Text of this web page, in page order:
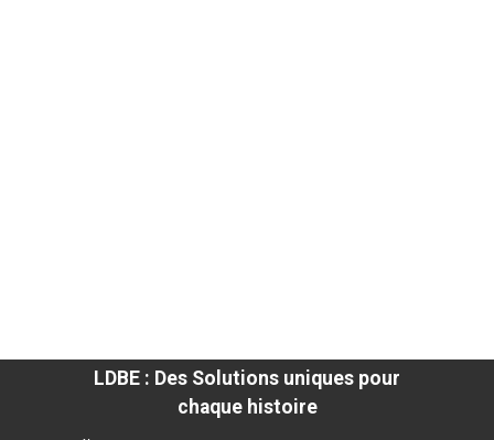
LDBE : Des Solutions uniques pour
chaque histoire